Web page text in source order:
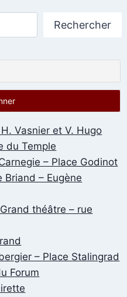
Rechercher
Vasnier et V. Hugo
du Temple
– Place Godinot
Briand – Eugène
théâtre – rue
– Place Stalingrad
Forum